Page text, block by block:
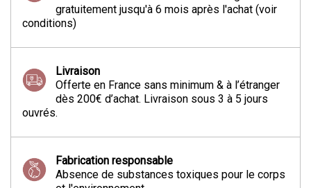
gratuitement jusqu'à 6 mois après l'achat (voir
conditions)
Livraison
Offerte en France sans minimum & à l’étranger
dès 200€ d’achat. Livraison sous 3 à 5 jours
ouvrés.
Fabrication responsable
Absence de substances toxiques pour le corps